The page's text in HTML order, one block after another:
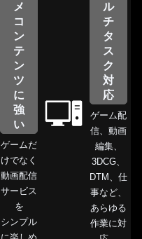
メ
コ
ン
テ
ン
ツ
に
強
い
ゲームだ
けでなく
動画配信
サービス
を
シンプル
ル
チ
タ
ス
ク
対
応
ゲーム配
信、動画
編集、
3DCG、
DTM、仕
事など、
あらゆる
作業に対